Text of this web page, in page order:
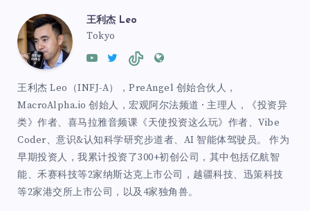
王利杰 Leo
Tokyo
王利杰 Leo（INFJ-A），PreAngel 创始合伙人，
MacroAlpha.io 创始人，宏观阿尔法频道 · 主理人，《投资异
类》作者、喜马拉雅音频课《天使投资这么玩》作者、Vibe
Coder、意识&认知科学研究步道者、AI 智能体驾驶员。 作为
早期投资人，我累计投资了300+初创公司，其中包括亿航智
能、禾赛科技等2家纳斯达克上市公司，越疆科技、迅策科技
等2家港交所上市公司，以及4家独角兽。